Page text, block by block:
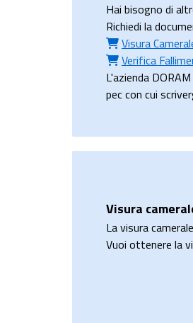
Hai bisogno di
Richiedi la
Visura
Verifica
L'azienda
pec con cui
Visura
La visura
Vuoi ottenere la